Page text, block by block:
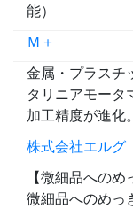
能）
Ｍ＋
金属・プラスチ
タリニアモータ
加工精度が進化。
株式会社エルグ
【微細品への
微細品へのめっ